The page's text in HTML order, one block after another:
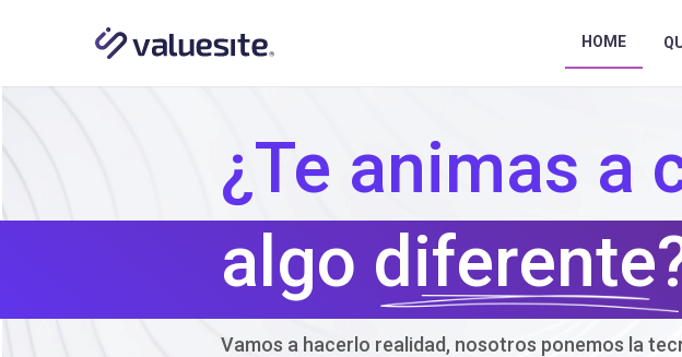
HOME
Vamos a hacerlo realidad, nosotros ponemos la
¿Te animas a
algo